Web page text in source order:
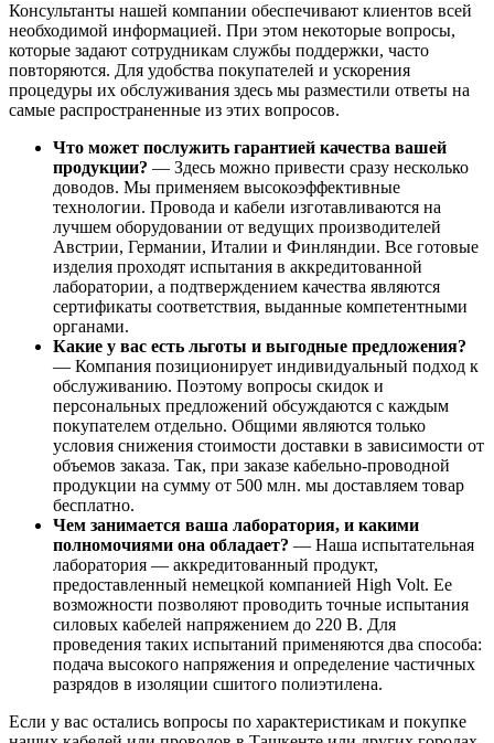
Консультанты нашей компании обеспечивают клиентов всей
необходимой информацией. При этом некоторые вопросы,
которые задают сотрудникам службы поддержки, часто
повторяются. Для удобства покупателей и ускорения
процедуры их обслуживания здесь мы разместили ответы на
самые распространенные из этих вопросов.
Что может послужить гарантией качества вашей
продукции? — Здесь можно привести сразу несколько
доводов. Мы применяем высокоэффективные
технологии. Провода и кабели изготавливаются на
лучшем оборудовании от ведущих производителей
Австрии, Германии, Италии и Финляндии. Все готовые
изделия проходят испытания в аккредитованной
лаборатории, а подтверждением качества являются
сертификаты соответствия, выданные компетентными
органами.
Какие у вас есть льготы и выгодные предложения?
— Компания позиционирует индивидуальный подход к
обслуживанию. Поэтому вопросы скидок и
персональных предложений обсуждаются с каждым
покупателем отдельно. Общими являются только
условия снижения стоимости доставки в зависимости от
объемов заказа. Так, при заказе кабельно-проводной
продукции на сумму от 500 млн. мы доставляем товар
бесплатно.
Чем занимается ваша лаборатория, и какими
полномочиями она обладает? — Наша испытательная
лаборатория — аккредитованный продукт,
предоставленный немецкой компанией High Volt. Ее
возможности позволяют проводить точные испытания
силовых кабелей напряжением до 220 В. Для
проведения таких испытаний применяются два способа:
подача высокого напряжения и определение частичных
разрядов в изоляции сшитого полиэтилена.
Если у вас остались вопросы по характеристикам и покупке